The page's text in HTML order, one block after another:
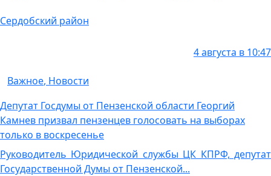
Сердобский район
4 августа в 10:47
Важное, Новости
Депутат Госдумы от Пензенской области Георгий
Камнев призвал пензенцев голосовать на выборах
только в воскресенье
Руководитель Юридической службы ЦК КПРФ, депутат
Государственной Думы от Пензенской...